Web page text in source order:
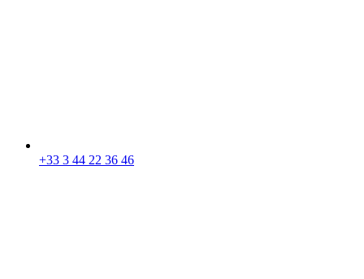
+33 3 44 22 36 46